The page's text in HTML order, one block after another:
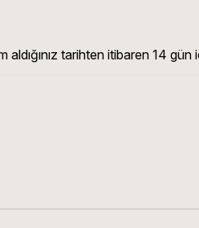
aldığınız tarihten itibaren 14